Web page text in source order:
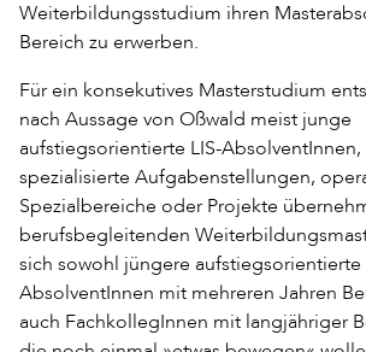
Weiterbildungsstudium ihren
Bereich zu erwerben.
Für ein konsekutives Masterstudium
nach Aussage von Oßwald meist junge
aufstiegsorientierte LIS-
spezialisierte Aufgabenstellungen,
Spezialbereiche oder Projekte
berufsbegleitenden
sich sowohl jüngere aufstiegsorientierte
AbsolventInnen mit mehreren Jahren
auch FachkollegInnen mit langjähriger